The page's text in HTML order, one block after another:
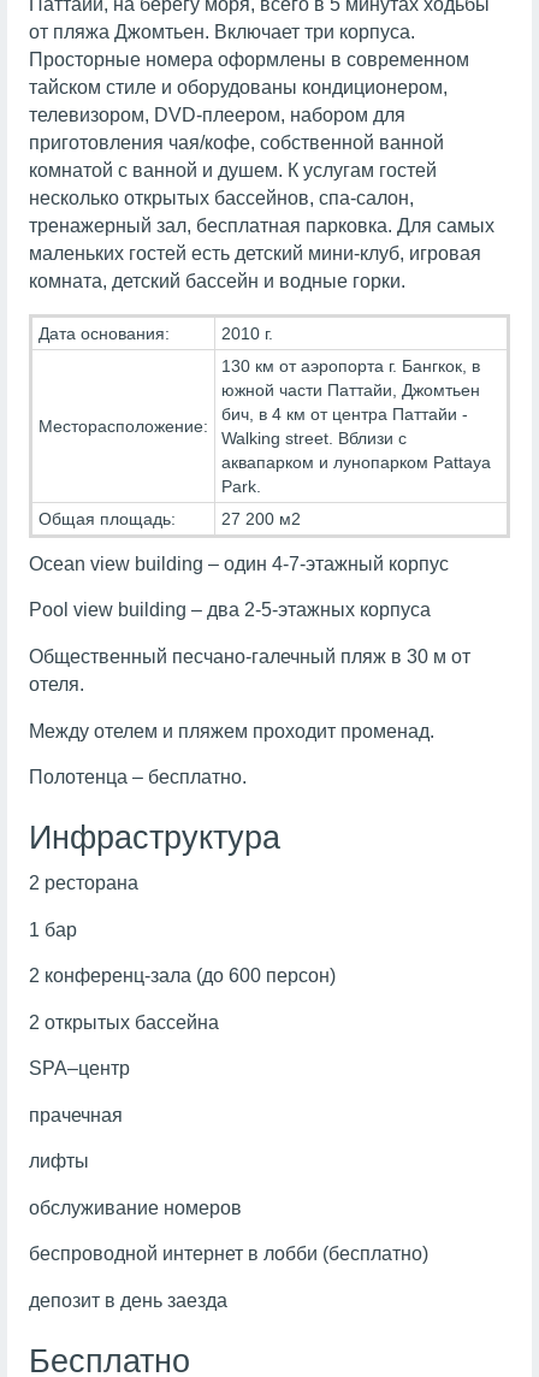
Паттайи, на берегу моря, всего в 5 минутах ходьбы
от пляжа Джомтьен. Включает три корпуса.
Просторные номера оформлены в современном
тайском стиле и оборудованы кондиционером,
телевизором, DVD-плеером, набором для
приготовления чая/кофе, собственной ванной
комнатой с ванной и душем. К услугам гостей
несколько открытых бассейнов, спа-салон,
тренажерный зал, бесплатная парковка. Для самых
маленьких гостей есть детский мини-клуб, игровая
комната, детский бассейн и водные горки.
Дата основания: 2010 г.
Месторасположение:
130 км от аэропорта г. Бангкок, в
южной части Паттайи, Джомтьен
бич, в 4 км от центра Паттайи -
Walking street. Вблизи с
аквапарком и лунопарком Pattaya
Park.
Общая площадь:
27 200 м2
Ocean view building – один 4-7-этажный корпус
Pool view building – два 2-5-этажных корпуса
Общественный песчано-галечный пляж в 30 м от
отеля.
Между отелем и пляжем проходит променад.
Полотенца – бесплатно.
Инфраструктура
2 ресторана
1 бар
2 конференц-зала (до 600 персон)
2 открытых бассейна
SPA–центр
прачечная
лифты
обслуживание номеров
беспроводной интернет в лобби (бесплатно)
депозит в день заезда
Бесплатно